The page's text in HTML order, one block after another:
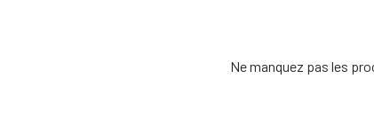
Ne manquez pas les